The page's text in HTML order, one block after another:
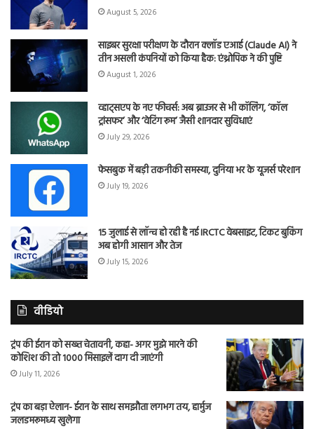
August 5, 2026
साइबर सुरक्षा परीक्षण के दौरान क्लॉड एआई (Claude AI) ने
तीन असली कंपनियों को किया हैक: एंथ्रोपिक ने की पुष्टि
August 1, 2026
व्हाट्सएप के नए फीचर्स: अब ब्राउजर से भी कॉलिंग, ‘कॉल
ट्रांसफर’ और ‘वेटिंग रूम’ जैसी शानदार सुविधाएं
July 29, 2026
फेसबुक में बड़ी तकनीकी समस्या, दुनिया भर के यूजर्स परेशान
July 19, 2026
15 जुलाई से लॉन्च हो रही है नई IRCTC वेबसाइट, टिकट बुकिंग
अब होगी आसान और तेज
July 15, 2026
वीडियो
ट्रंप की ईरान को सख्त चेतावनी, कहा- अगर मुझे मारने की
कोशिश की तो 1000 मिसाइलें दाग दी जाएंगी
July 11, 2026
ट्रंप का बड़ा ऐलान- ईरान के साथ समझौता लगभग तय, हार्मुज
जलडमरूमध्य खुलेगा